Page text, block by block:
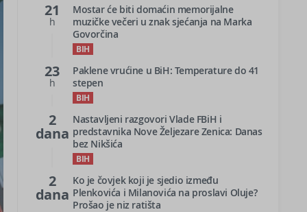
21
h
Mostar će biti domaćin memorijalne
muzičke večeri u znak sjećanja na Marka
Govorčina
BIH
23
h
Paklene vrućine u BiH: Temperature do 41
stepen
BIH
2
dana
Nastavljeni razgovori Vlade FBiH i
predstavnika Nove Željezare Zenica: Danas
bez Nikšića
BIH
2
dana
Ko je čovjek koji je sjedio između
Plenkovića i Milanovića na proslavi Oluje?
Prošao je niz ratišta